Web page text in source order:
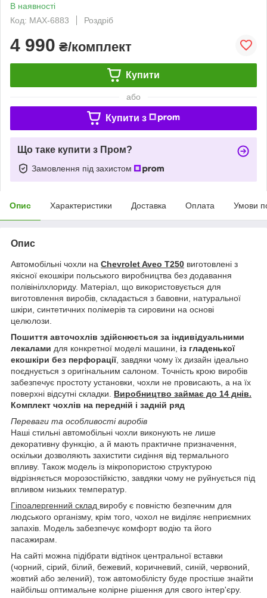
В наявності
Код: MAX-6883
Роздріб
4 990 ₴/комплект
Купити
або
Купити з
Що таке купити з Пром?
Замовлення під захистом
Опис Характеристики Доставка Оплата Умови
Опис
Автомобільні чохли на Chevrolet Aveo T250 виготовлені з
якісної екошкіри польського виробництва без додавання
полівінілхлориду. Матеріал, що використовується для
виготовлення виробів, складається з бавовни, натуральної
шкіри, синтетичних полімерів та сировини на основі
целюлози.
Пошиття авточохлів здійснюється за індивідуальними
лекалами для конкретної моделі машини, із гладенької
екошкіри без перфорації, завдяки чому їх дизайн ідеально
поєднується з оригінальним салоном. Точність крою виробів
забезпечує простоту установки, чохли не провисають, а на їх
поверхні відсутні складки. Виробництво займає до 14 днів.
Комплект чохлів на передній і задній ряд
Переваги та особливості виробів
Наші стильні автомобільні чохли виконують не лише
декоративну функцію, а й мають практичне призначення,
оскільки дозволяють захистити сидіння від термального
впливу. Також модель із мікропористою структурою
відрізняється морозостійкістю, завдяки чому не руйнується під
впливом низьких температур.
Гіпоалергенний склад виробу є повністю безпечним для
людського організму, крім того, чохол не виділяє неприємних
запахів. Модель забезпечує комфорт водію та його
пасажирам.
На сайті можна підібрати відтінок центральної вставки
(чорний, сірий, білий, бежевий, коричневий, синій, червоний,
жовтий або зелений), тож автомобілісту буде простіше знайти
найбільш оптимальне колірне рішення для свого інтер'єру.